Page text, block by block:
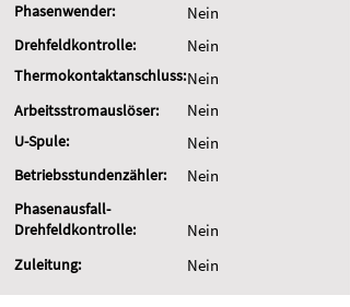
Phasenwender: Nein
Drehfeldkontrolle: Nein
Thermokontaktanschluss:Nein
Arbeitsstromauslöser:
U-Spule:
Nein
Nein
Betriebsstundenzähler: Nein
Phasenausfall-
Drehfeldkontrolle:
Nein
Zuleitung: Nein